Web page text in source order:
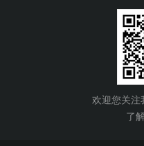
欢迎您关注
了